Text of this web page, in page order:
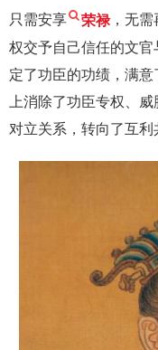
只需安享 荣禄，无需
权交予自己信任的文官
定了功臣的功绩，满
上消除了功臣专权、
对立关系，转向了互利